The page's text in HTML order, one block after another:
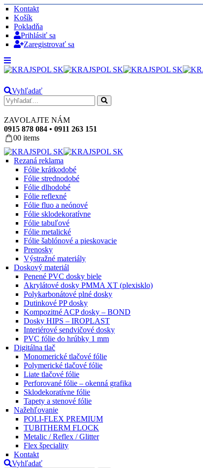
Kontakt
Košík
Pokladňa
Prihlásiť sa
Zaregistrovať sa
Vyhľadať
ZAVOLAJTE NÁM
0915 878 084 • 0911 263 151
00 items
Rezaná reklama
Fólie krátkodobé
Fólie strednodobé
Fólie dlhodobé
Fólie reflexné
Fólie fluo a neónové
Fólie sklodekoratívne
Fólie tabuľové
Fólie metalické
Fólie šablónové a pieskovacie
Prenosky
Výstražné materiály
Doskový materiál
Penené PVC dosky biele
Akrylátové dosky PMMA XT (plexisklo)
Polykarbonátové plné dosky
Dutinkové PP dosky
Kompozitné ACP dosky – BOND
Dosky HIPS – IROPLAST
Interiérové sendvičové dosky
PVC fólie do hrúbky 1 mm
Digitálna tlač
Monomerické tlačové fólie
Polymerické tlačové fólie
Liate tlačové fólie
Perforované fólie – okenná grafika
Sklodekoratívne fólie
Tapety a stenové fólie
Nažehľovanie
POLI-FLEX PREMIUM
TUBITHERM FLOCK
Metalic / Reflex / Glitter
Flex špeciality
Kontakt
Vyhľadať